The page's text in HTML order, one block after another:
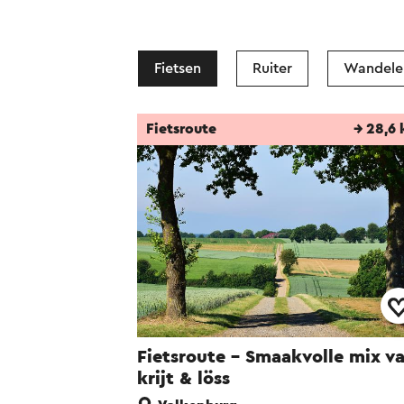
De Maria kapel
Tijdens de
door de firma Jos
weer
De kruiswegstaties
Deze
(1806-1890). Ze
De preekstoel
Vermoedelijk
Fietsen Ruiter
Fietsroute - Smaakvolle mix
krijt & löss
Fietsroute → 28,6